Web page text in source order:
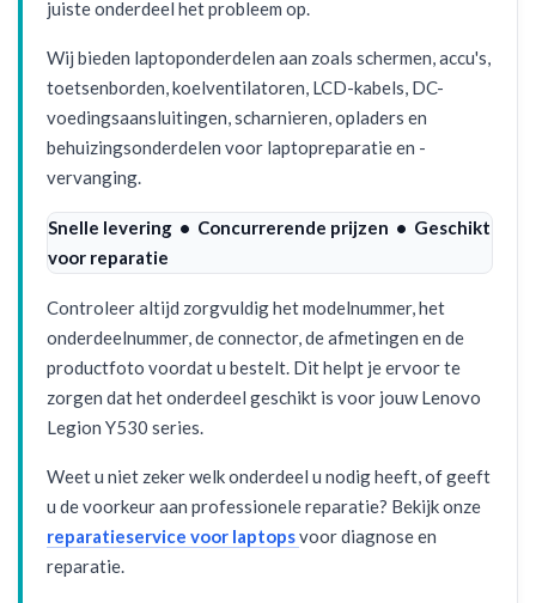
juiste onderdeel het probleem op.
Wij bieden laptoponderdelen aan zoals schermen, accu's,
toetsenborden, koelventilatoren, LCD-kabels, DC-
voedingsaansluitingen, scharnieren, opladers en
behuizingsonderdelen voor laptopreparatie en -
vervanging.
Snelle levering • Concurrerende prijzen • Geschikt
voor reparatie
Controleer altijd zorgvuldig het modelnummer, het
onderdeelnummer, de connector, de afmetingen en de
productfoto voordat u bestelt. Dit helpt je ervoor te
zorgen dat het onderdeel geschikt is voor jouw Lenovo
Legion Y530 series.
Weet u niet zeker welk onderdeel u nodig heeft, of geeft
u de voorkeur aan professionele reparatie? Bekijk onze
reparatieservice voor laptopsvoor diagnose en
reparatie.